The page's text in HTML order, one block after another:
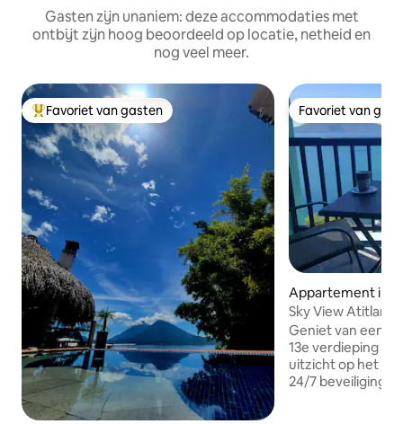
Gasten zijn unaniem: deze accommodaties met
ontbijt zijn hoog beoordeeld op locatie, netheid en
nog veel meer.
Topfavoriet van gasten
Favoriet van gasten Favoriet van
Favoriet van
Appartement in
Sky View Atitlan
Geniet van een
13e verdieping
uitzicht op het
24/7 beveiliging,